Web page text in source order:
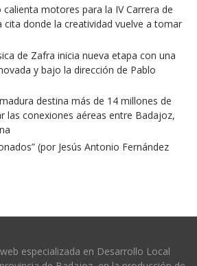
calienta motores para la IV Carrera de
cita donde la creatividad vuelve a tomar
de Zafra inicia nueva etapa con una
y bajo la dirección de Pablo
destina más de 14 millones de
las conexiones aéreas entre Badajoz,
(por Jesús Antonio Fernández
especializada en Desarrollo Local